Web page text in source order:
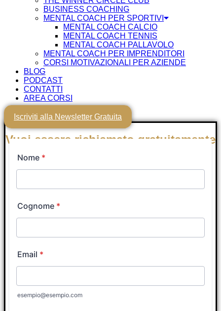
BUSINESS COACHING
MENTAL COACH PER SPORTIVI
MENTAL COACH CALCIO
MENTAL COACH TENNIS
MENTAL COACH PALLAVOLO
MENTAL COACH PER IMPRENDITORI
CORSI MOTIVAZIONALI PER AZIENDE
BLOG
PODCAST
CONTATTI
AREA CORSI
Iscriviti alla Newsletter Gratuita
Vuoi essere richiamato gratuitamente
nei prossimi minuti da un Tutor
Coach?